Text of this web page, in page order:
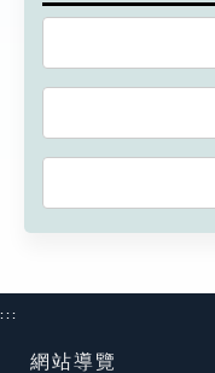
:::
網站導覽